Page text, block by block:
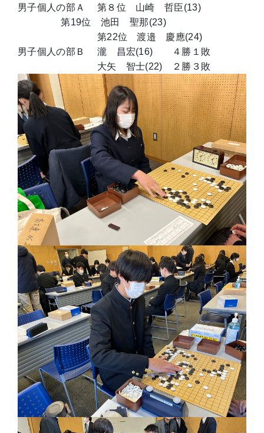
男子個人の部Ａ 第８位 山崎 哲臣(13)
第19位 池田 聖那(23)
第22位 渡邉 慶應(24)
男子個人の部Ｂ 瀧 昌宏(16) ４勝１敗
大矢 智士(22) ２勝３敗